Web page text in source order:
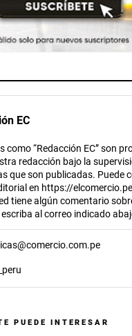
EC
como “Redacción EC” son
redacción bajo la
que son publicadas. Puede
en https://
tiene algún comentario
al correo indicado
PUEDE INTERESAR